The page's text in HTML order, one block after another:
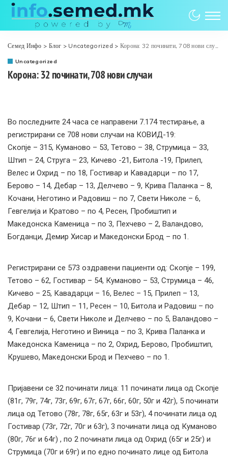
Семед Инфо > Блог > Uncategorized > Корона: 32 починати, 708 нови случаи
Uncategorized
Корона: 32 починати, 708 нови случаи
Во последните 24 часа се направени 7.174 тестирањe, а
регистрирани се 708 нови случаи на КОВИД-19:
Скопје – 315, Куманово – 53, Тетово – 38, Струмица – 33,
Штип – 24, Струга – 23, Кичево -21, Битола -19, Прилеп,
Велес и Охрид – по 18, Гостивар и Кавадарци – по 17,
Берово – 14, Дебар – 13, Делчево – 9, Крива Паланка – 8,
Кочани, Неготино и Радовиш – по 7, Свети Николе – 6,
Гевгелија и Кратово – по 4, Ресен, Пробиштип и
Македонска Каменица – по 3, Пехчево – 2, Валандово,
Богданци, Демир Хисар и Македонски Брод – по 1.
Регистрирани сe 573 оздравени пациенти од: Скопје – 199,
Тетово – 62, Гостивар – 54, Куманово – 53, Струмица – 46,
Кичево – 25, Кавадарци – 16, Велес – 15, Прилеп – 13,
Дебар – 12, Штип – 11, Ресен – 10, Битола и Радовиш – по
9, Кочани – 6, Свети Николе и Делчево – по 5, Валандово –
4, Гевгелија, Неготино и Виница – по 3, Крива Паланка и
Македонска Каменица – по 2, Охрид, Берово, Пробиштип,
Крушево, Македонски Брод и Пехчево – по 1.
Пријавени се 32 починати лица: 11 починати лица од Скопје
(81г, 79г, 74г, 73г, 69г, 67г, 67г, 66г, 60г, 50г и 42г), 5 починати
лица од Тетово (78г, 78г, 65г, 63г и 53г), 4 починати лица од
Гостивар (73г, 72г, 70г и 63г), 3 починати лица од Куманово
(80г, 76г и 64г) , по 2 починати лица од Охрид (65г и 25г) и
Струмица (70г и 69г) и по едно починато лице од Битола